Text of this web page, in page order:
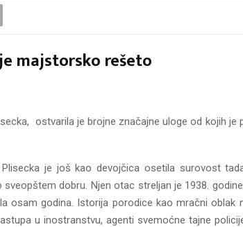
majstorsko rešeto
ostvarila je brojne značajne uloge od kojih je
je još kao devojčica osetila surovost
dobru. Njen otac streljan je 1938.
osam godina. Istorija porodice kao mračni oblak
u inostranstvu, agenti svemoćne tajne